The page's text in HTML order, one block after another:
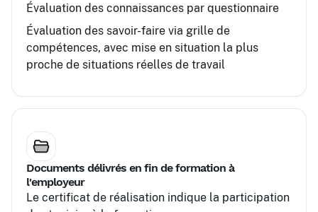
Évaluation des connaissances par questionnaire
Évaluation des savoir-faire via grille de
compétences, avec mise en situation la plus
proche de situations réelles de travail
Documents délivrés en fin de formation à
l'employeur
Le certificat de réalisation indique la participation